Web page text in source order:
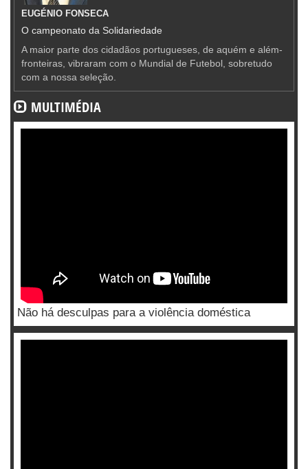
EUGÉNIO FONSECA
O campeonato da Solidariedade
A maior parte dos cidadãos portugueses, de aquém e além-
fronteiras, vibraram com o Mundial de Futebol, sobretudo
com a nossa seleção.
MULTIMÉDIA
Não há desculpas para a violência doméstica